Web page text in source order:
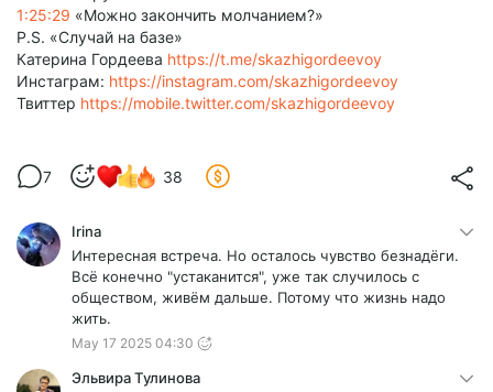
1:25:29 «Можно закончить молчанием?»
P.S. «Случай на базе»
Катерина Гордеева https://t.me/skazhigordeevoy
Инстаграм: https://instagram.com/skazhigordeevoy
Твиттер https://mobile.twitter.com/skazhigordeevoy
7 38
Irina
Интересная встреча. Но осталось чувство безнадёги.
Всё конечно "устаканится", уже так случилось с
обществом, живём дальше. Потому что жизнь надо
жить.
May 17 2025 04:30
Эльвира Тулинова